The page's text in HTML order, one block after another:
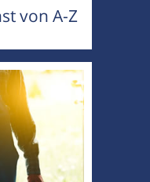
von A-Z